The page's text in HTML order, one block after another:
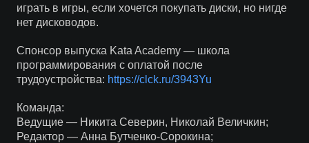
играть в игры, если хочется покупать диски, но нигде
нет дисководов.
Спонсор выпуска Kata Academy — школа
программирования с оплатой после
трудоустройства: https://clck.ru/3943Yu
Команда:
Ведущие — Никита Северин, Николай Величкин;
Редактор — Анна Бутченко-Сорокина;